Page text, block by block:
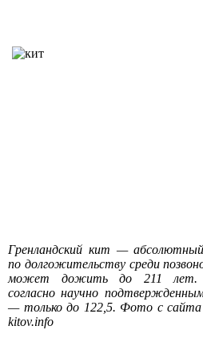
Гренландский кит —
по долгожительству среди
может дожить до 211 лет.
согласно научно
— только до 122,5. Фото с сайта
kitov.info